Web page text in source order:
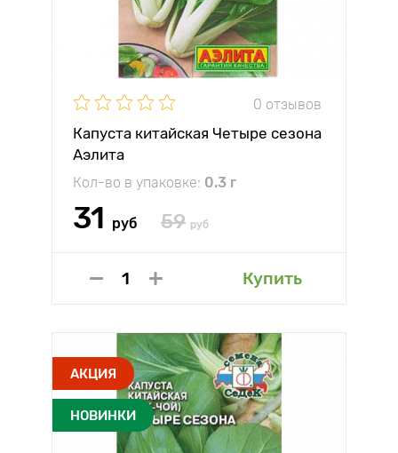
0 отзывов
Капуста китайская Четыре сезона
Аэлита
Кол-во в упаковке: 0.3 г
31 руб 59 руб
Купить
АКЦИЯ
НОВИНКИ